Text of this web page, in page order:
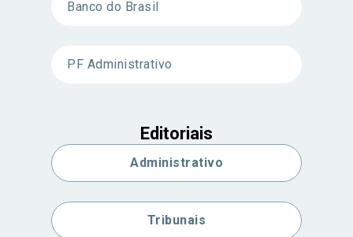
Banco do Brasil
PF Administrativo
Editoriais
Administrativo
Tribunais